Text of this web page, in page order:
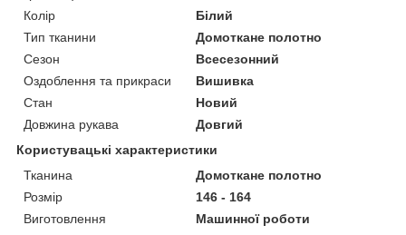
Колір
Білий
Тип тканини
Домоткане полотно
Сезон
Всесезонний
Оздоблення та прикраси
Вишивка
Стан
Новий
Довжина рукава
Довгий
Користувацькі характеристики
Тканина
Домоткане полотно
Розмір
146 - 164
Виготовлення
Машинної роботи